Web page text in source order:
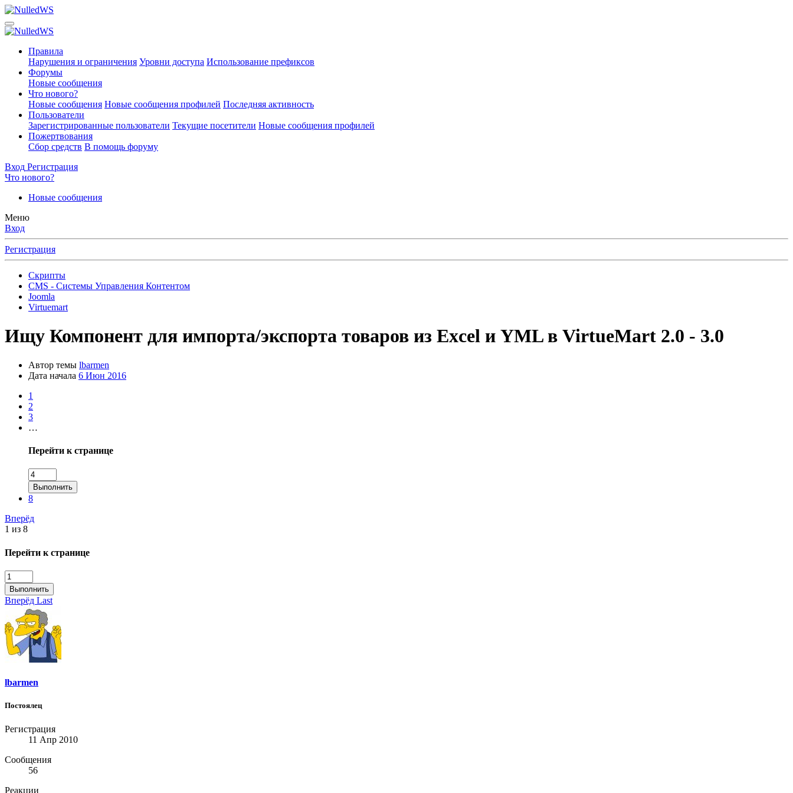
Правила
Нарушения и ограничения Уровни доступа Использование префиксов
Форумы
Новые сообщения
Что нового?
Новые сообщения Новые сообщения профилей Последняя активность
Пользователи
Зарегистрированные пользователи Текущие посетители Новые сообщения профилей
Пожертвования
Сбор средств В помощь форуму
Вход Регистрация
Что нового?
Новые сообщения
Меню
Вход
Регистрация
Скрипты
CMS - Системы Управления Контентом
Joomla
Virtuemart
Ищу Компонент для импорта/экспорта товаров из Excel и YML в VirtueMart 2.0 - 3.0
Автор темы lbarmen
Дата начала 6 Июн 2016
1
2
3
…
Перейти к странице
Выполнить
8
Вперёд
1 из 8
Перейти к странице
Выполнить
Вперёд Last
lbarmen
Постоялец
Регистрация
11 Апр 2010
Сообщения
56
Реакции